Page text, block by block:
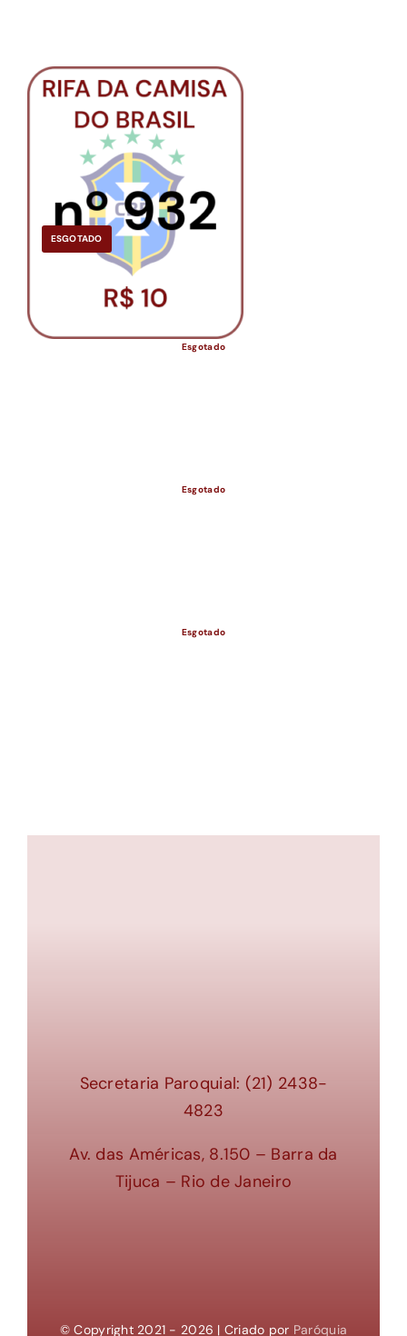
ESGOTADO
ESGOTADO
Esgotado
Esgotado
Esgotado
Secretaria Paroquial: (21) 2438-
4823
Av. das Américas, 8.150 – Barra da
Tijuca – Rio de Janeiro
© Copyright 2021 - 2026 | Criado por Paróquia